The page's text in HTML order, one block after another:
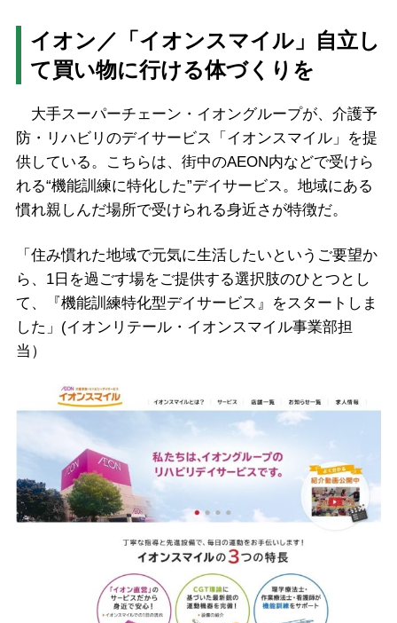
イオン／「イオンスマイル」自立し
て買い物に行ける体づくりを
大手スーパーチェーン・イオングループが、介護予
防・リハビリのデイサービス「イオンスマイル」を提
供している。こちらは、街中のAEON内などで受けら
れる“機能訓練に特化した”デイサービス。地域にある
慣れ親しんだ場所で受けられる身近さが特徴だ。
「住み慣れた地域で元気に生活したいというご要望か
ら、1日を過ごす場をご提供する選択肢のひとつとし
て、『機能訓練特化型デイサービス』をスタートしま
した」(イオンリテール・イオンスマイル事業部担
当）